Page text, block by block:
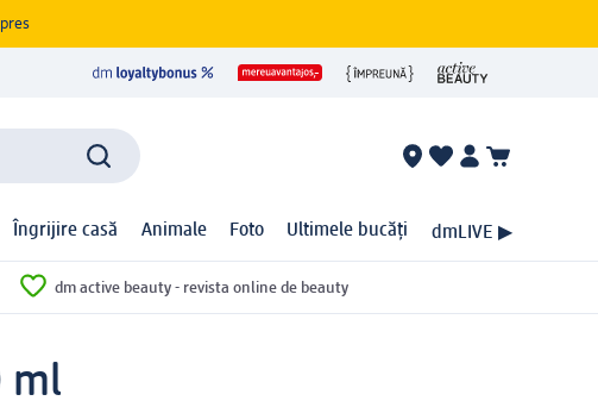
Îngrijire casă Animale Foto Ultimele bucăți dmLIVE ▶
dm active beauty - revista online de beauty
ml